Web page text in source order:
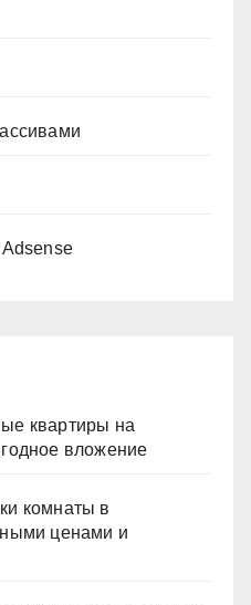
квартиры на
вложение
комнаты в
ценами и